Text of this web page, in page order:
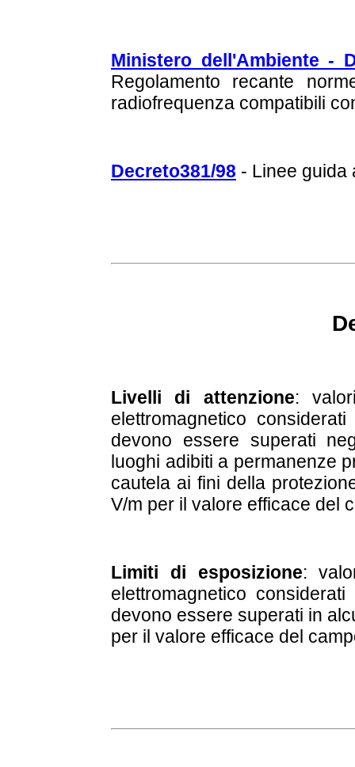
Ministero dell'Ambiente -
Regolamento recante
radiofrequenza compatibili
Decreto381/98 - Linee guida
Livelli di attenzione:
elettromagnetico
devono essere superati
luoghi adibiti a permanenze
cautela ai fini della
V/m per il valore efficace del
Limiti di esposizione:
elettromagnetico
devono essere superati in
per il valore efficace del